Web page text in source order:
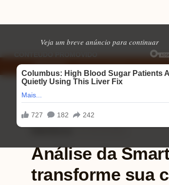
Veja um breve anúncio para continuar
EM ALTA
baixar: apps de namoro que permitem enviar fotos e
Análise da
transforme sua